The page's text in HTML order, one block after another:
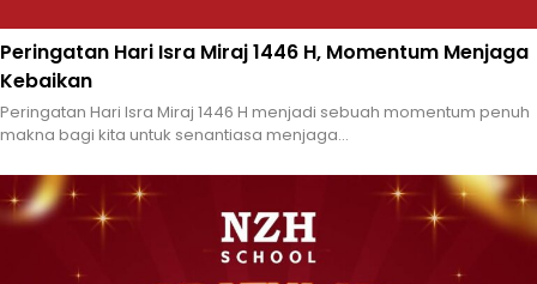
Peringatan Hari Isra Miraj 1446 H, Momentum Menjaga
Kebaikan
Peringatan Hari Isra Miraj 1446 H menjadi sebuah momentum penuh
makna bagi kita untuk senantiasa menjaga...